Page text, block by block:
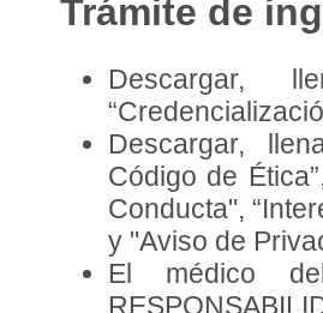
Trámite de
Descargar,
Descargar,
Código de
Conducta",
y "Aviso de
El médico